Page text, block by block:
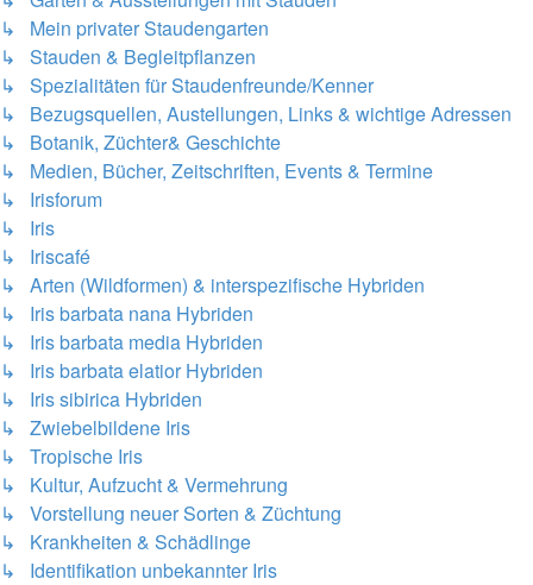
↳ Mein privater Staudengarten
↳ Stauden & Begleitpflanzen
↳ Spezialitäten für Staudenfreunde/Kenner
↳ Bezugsquellen, Austellungen, Links & wichtige Adressen
↳ Botanik, Züchter& Geschichte
↳ Medien, Bücher, Zeitschriften, Events & Termine
↳ Irisforum
↳ Iris
↳ Iriscafé
↳ Arten (Wildformen) & interspezifische Hybriden
↳ Iris barbata nana Hybriden
↳ Iris barbata media Hybriden
↳ Iris barbata elatior Hybriden
↳ Iris sibirica Hybriden
↳ Zwiebelbildene Iris
↳ Tropische Iris
↳ Kultur, Aufzucht & Vermehrung
↳ Vorstellung neuer Sorten & Züchtung
↳ Krankheiten & Schädlinge
↳ Identifikation unbekannter Iris